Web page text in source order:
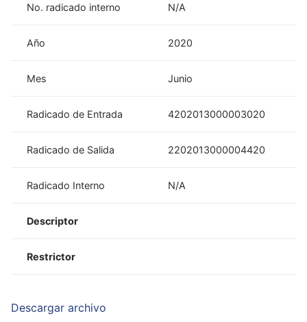
No. radicado interno N/A
Año 2020
Mes Junio
Radicado de Entrada 4202013000003020
Radicado de Salida 2202013000004420
Radicado Interno N/A
Descriptor
Restrictor
Descargar archivo